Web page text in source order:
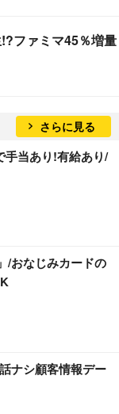
ファミマ45％増量
さらに見る
手当あり!有給あり/
/おなじみカードの
ナシ顧客情報デー